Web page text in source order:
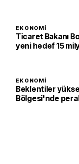
EKONOMI
Ticaret Bakanı
yeni hedef 15
EKONOMI
Beklentiler
Bölgesi'nde